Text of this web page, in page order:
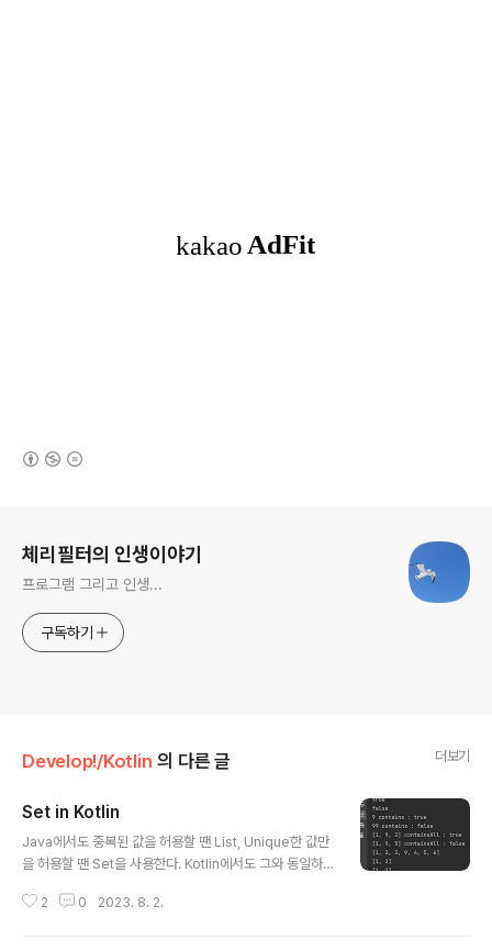
체리필터의 인생이야기
프로그램 그리고 인생...
구독하기
Develop!/Kotlin 의 다른 글 더보기
Set in Kotlin
Java에서도 중복된 값을 허용할 땐 List, Unique한 값만
을 허용할 땐 Set을 사용한다. Kotlin에서도 그와 동일하
2, 3, 9, 9, 4) println(intSet) println(9 in intSet) print
2 0 2023. 8. 2.